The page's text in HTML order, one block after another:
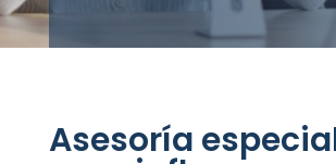
Asesoría